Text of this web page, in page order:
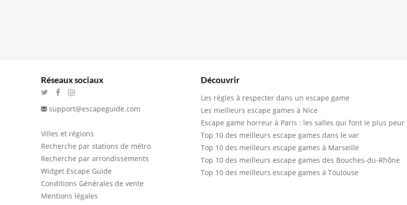
Réseaux sociaux
support@escapeguide.com
Villes et régions
Recherche par stations de métro
Recherche par arrondissements
Widget Escape Guide
Conditions Générales de vente
Mentions légales
Découvrir
Les règles à respecter dans un escape game
Les meilleurs escape games à Nice
Escape game horreur à Paris : les salles qui font le plus peur
Top 10 des meilleurs escape games dans le var
Top 10 des meilleurs escape games à Marseille
Top 10 des meilleurs escape games des Bouches-du-Rhône
Top 10 des meilleurs escape games à Toulouse